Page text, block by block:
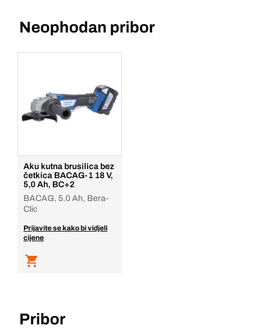
Neophodan pribor
Aku kutna brusilica bez
četkica BACAG-1 18 V,
5,0 Ah, BC+2
BACAG, 5.0 Ah, Bera-
Clic
Prijavite se kako bi vidjeli
cijene
Pribor